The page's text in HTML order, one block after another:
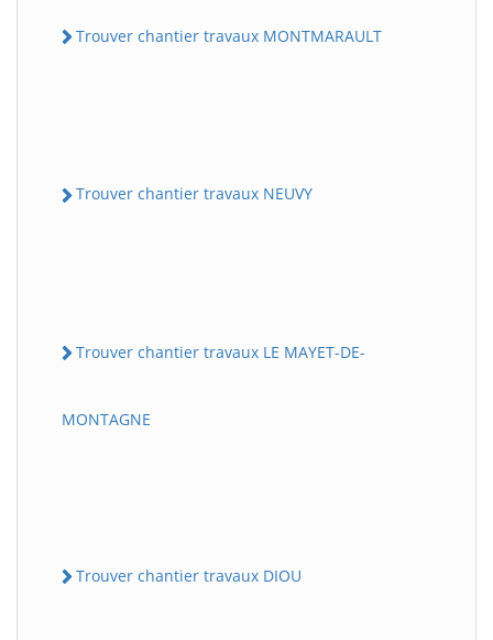
Trouver chantier travaux MONTMARAULT
Trouver chantier travaux NEUVY
Trouver chantier travaux LE MAYET-DE-
MONTAGNE
Trouver chantier travaux DIOU